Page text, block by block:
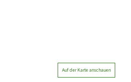
Auf der Karte anschauen